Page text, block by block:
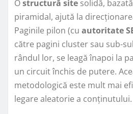
Ostructură site solidă,
piramidal, ajută la
Paginile pilon (cu autoritate
către pagini cluster sau sub-
rândul lor, se leagă înapoi la
un circuit închis de putere.
metodologică este mult mai
legare aleatorie a conținutului.